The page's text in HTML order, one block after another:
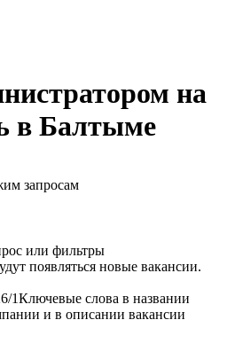
на
в Балтыме
запросам
или фильтры
появляться новые вакансии.
6/1Ключевые слова в названии
и в описании вакансии